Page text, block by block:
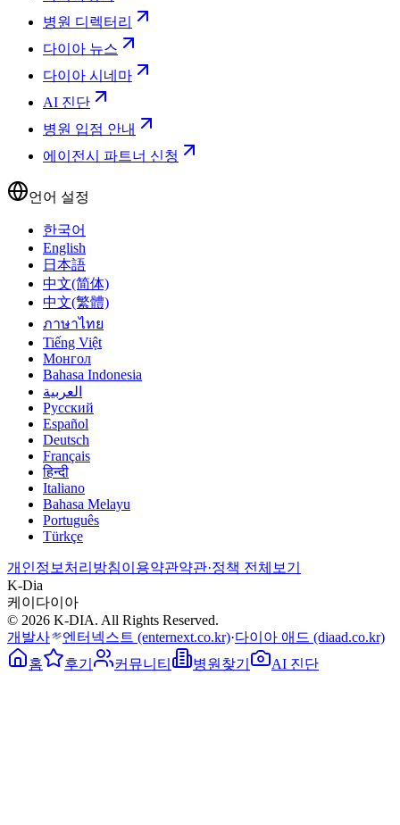
병원 디렉터리
다이아 뉴스
다이아 시네마
AI 진단
병원 입점 안내
에이전시 파트너 신청
언어 설정
한국어
English
日本語
中文(简体)
中文(繁體)
ภาษาไทย
Tiếng Việt
Монгол
Bahasa Indonesia
العربية
Русский
Español
Deutsch
Français
हिन्दी
Italiano
Bahasa Melayu
Português
Türkçe
개인정보처리방침이용약관약관·정책 전체보기
K-Dia
케이다이아
© 2026 K-DIA. All Rights Reserved.
개발사
엔터넥스트 (enternext.co.kr)·다이아 애드 (diaad.co.kr)
홈
후기 커뮤니티 병원찾기 AI 진단